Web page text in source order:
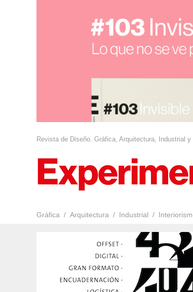
Revista de Diseño. Gráfica, Arquitectura, Industrial y
Gráfica Arquitectura Industrial